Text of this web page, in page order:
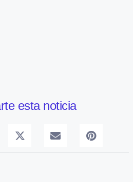
esta noticia